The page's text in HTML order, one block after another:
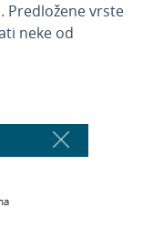
Predložene vrste
neke od